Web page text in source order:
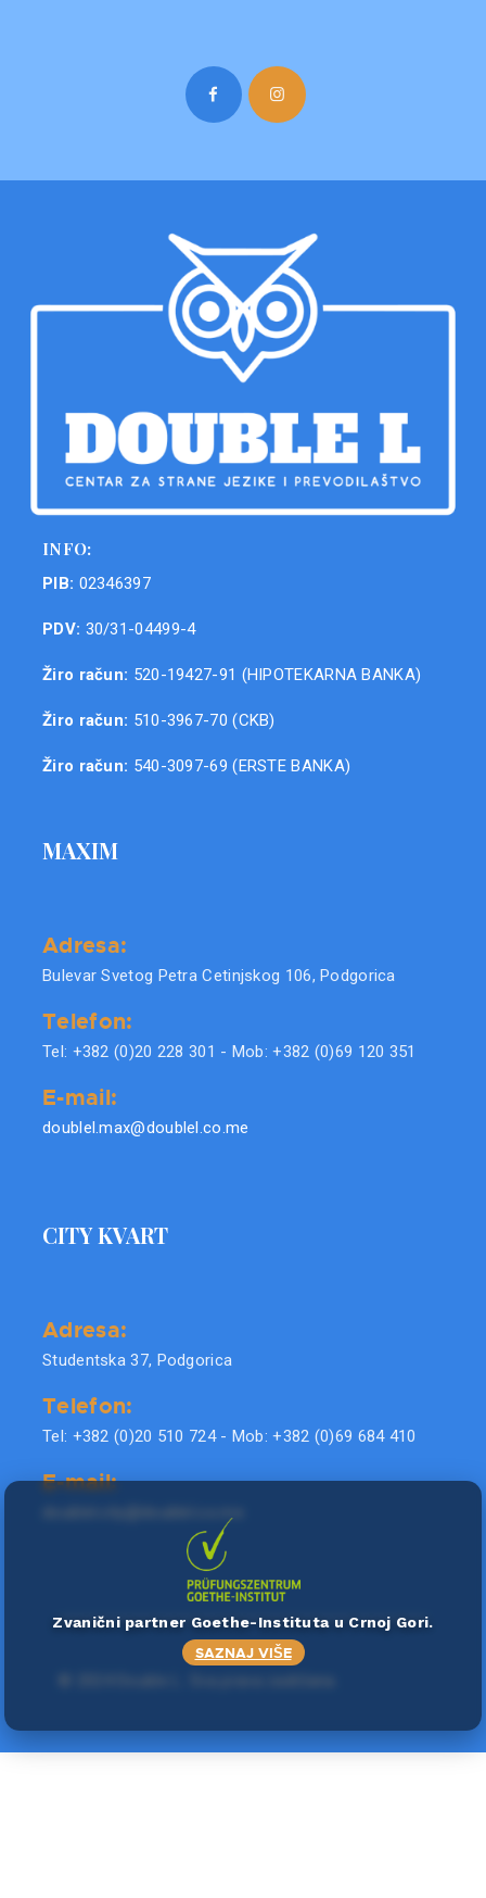
INFO:
PIB: 02346397
PDV: 30/31-04499-4
Žiro račun: 520-19427-91 (HIPOTEKARNA BANKA)
Žiro račun: 510-3967-70 (CKB)
Žiro račun: 540-3097-69 (ERSTE BANKA)
MAXIM
Adresa:
Bulevar Svetog Petra Cetinjskog 106, Podgorica
Telefon:
Tel: +382 (0)20 228 301 - Mob: +382 (0)69 120 351
E-mail:
doublel.max@doublel.co.me
CITY KVART
Adresa:
Studentska 37, Podgorica
Telefon:
Tel: +382 (0)20 510 724 - Mob: +382 (0)69 684 410
E-mail:
Zvanični partner Goethe-Instituta u Crnoj Gori.
SAZNAJ VIŠE